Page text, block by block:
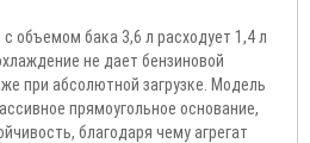
с объемом бака 3,6 л расходует 1,4 л
не дает бензиновой
при абсолютной загрузке. Модель
прямоугольное основание,
благодаря чему агрегат